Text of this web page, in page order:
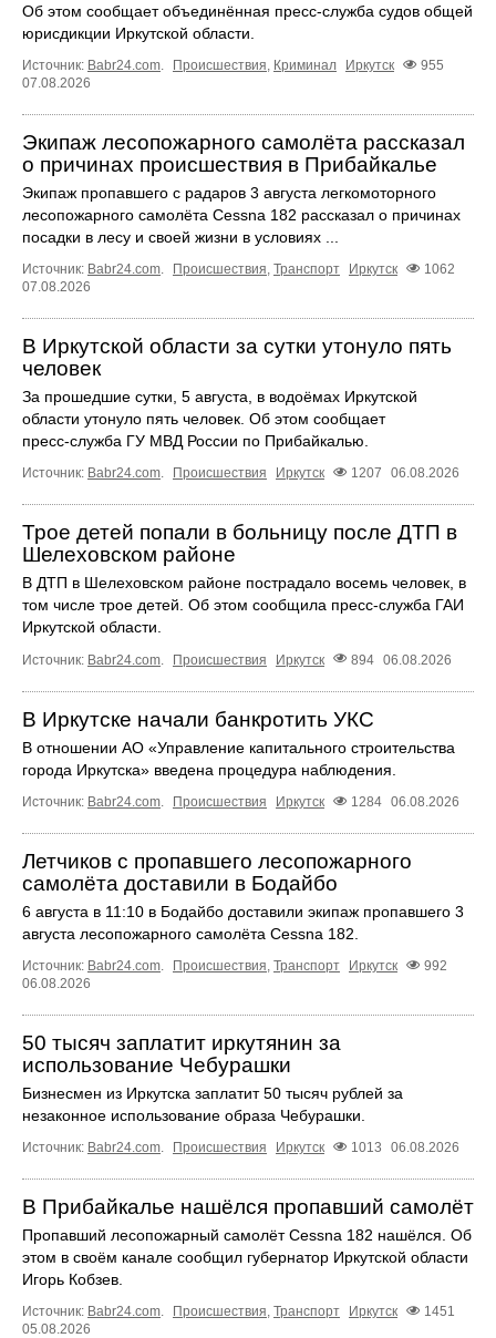
Об этом сообщает объединённая пресс‑служба судов общей
юрисдикции Иркутской области.
Источник: Babr24.com. Происшествия, Криминал Иркутск
955
07.08.2026
Экипаж лесопожарного самолёта рассказал
о причинах происшествия в Прибайкалье
Экипаж пропавшего с радаров 3 августа легкомоторного
лесопожарного самолёта Cessna 182 рассказал о причинах
посадки в лесу и своей жизни в условиях ...
Источник: Babr24.com. Происшествия, Транспорт Иркутск
1062
07.08.2026
В Иркутской области за сутки утонуло пять
человек
За прошедшие сутки, 5 августа, в водоёмах Иркутской
области утонуло пять человек. Об этом сообщает
пресс‑служба ГУ МВД России по Прибайкалью.
Источник: Babr24.com. Происшествия Иркутск 1207 06.08.2026
Трое детей попали в больницу после ДТП в
Шелеховском районе
В ДТП в Шелеховском районе пострадало восемь человек, в
том числе трое детей. Об этом сообщила пресс‑служба ГАИ
Иркутской области.
Источник: Babr24.com Происшествия Иркутск 894 06.08.2026
В Иркутске начали банкротить УКС
В отношении АО «Управление капитального строительства
города Иркутска» введена процедура наблюдения.
Источник: Babr24.com Происшествия Иркутск 1284 06.08.2026
Летчиков с пропавшего лесопожарного
самолёта доставили в Бодайбо
6 августа в 11:10 в Бодайбо доставили экипаж пропавшего 3
августа лесопожарного самолёта Cessna 182.
Источник: Babr24.com Происшествия Транспорт Иркутск
992
06.08.2026
50 тысяч заплатит иркутянин за
использование Чебурашки
Бизнесмен из Иркутска заплатит 50 тысяч рублей за
незаконное использование образа Чебурашки.
Источник: Babr24.com. Происшествия Иркутск 1013 06.08.2026
В Прибайкалье нашёлся пропавший самолёт
Пропавший лесопожарный самолёт Cessna 182 нашёлся. Об
этом в своём канале сообщил губернатор Иркутской области
Игорь Кобзев.
Источник: Babr24.com. Происшествия, Транспорт Иркутск
1451
05.08.2026